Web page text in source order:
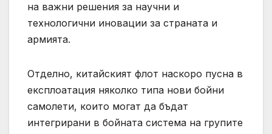
на важни решения за научни и
технологични иновации за страната и
армията.
Отделно, китайският флот наскоро пусна в
експлоатация няколко типа нови бойни
самолети, които могат да бъдат
интегрирани в бойната система на групите